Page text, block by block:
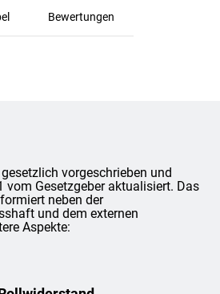
Bewertungen
vorgeschrieben und
vom Gesetzgeber aktualisiert. Das
neben der
und dem externen
Aspekte: